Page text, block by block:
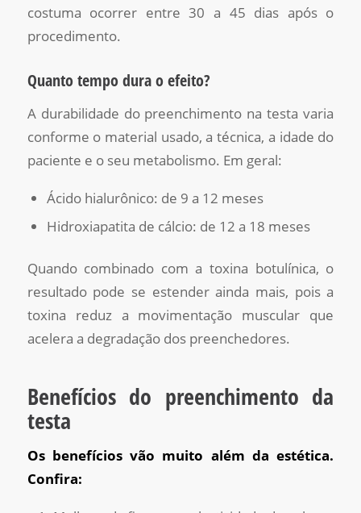
costuma ocorrer entre 30 a 45 dias após o
procedimento.
Quanto tempo dura o efeito?
A durabilidade do preenchimento na testa varia
conforme o material usado, a técnica, a idade do
paciente e o seu metabolismo. Em geral:
Ácido hialurônico: de 9 a 12 meses
Hidroxiapatita de cálcio: de 12 a 18 meses
Quando combinado com a toxina botulínica, o
resultado pode se estender ainda mais, pois a
toxina reduz a movimentação muscular que
acelera a degradação dos preenchedores.
Benefícios do preenchimento da
testa
Os benefícios vão muito além da estética.
Confira: